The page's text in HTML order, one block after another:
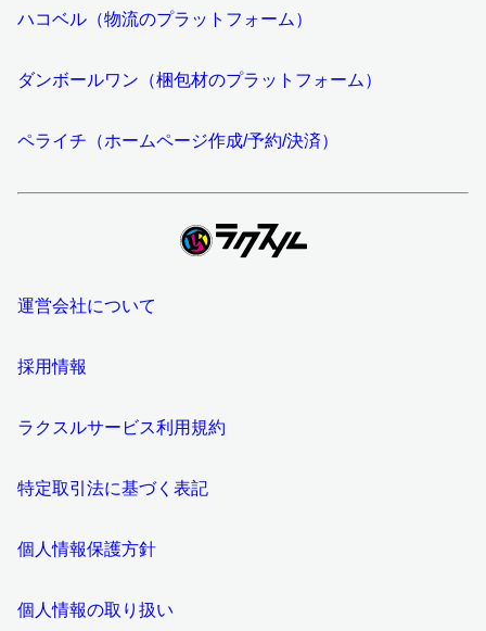
ハコベル（物流のプラットフォーム）
ダンボールワン（梱包材のプラットフォーム）
ペライチ（ホームページ作成/予約/決済）
運営会社について
採用情報
ラクスルサービス利用規約
特定取引法に基づく表記
個人情報保護方針
個人情報の取り扱い